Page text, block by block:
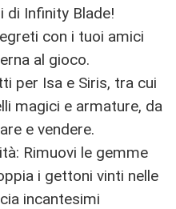
di Infinity Blade!
con i tuoi amici
al gioco.
per Isa e Siris, tra cui
magici e armature, da
e vendere.
Rimuovi le gemme
i gettoni vinti nelle
incantesimi